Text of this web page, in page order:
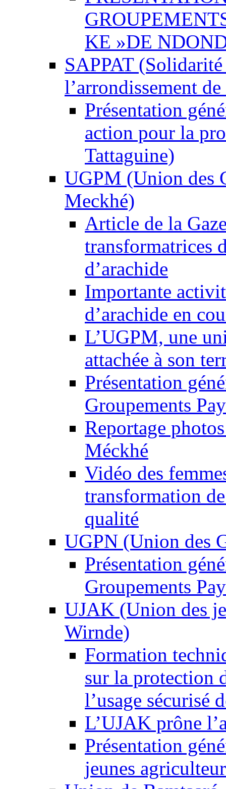
KE »DE
SAPPAT
l’arrondissement
Présentation
action pour la
Tattaguine)
UGPM (Union des
Meckhé)
Article de la
transformatrices
d’arachide
Importante
d’arachide en
L’UGPM, une
attachée à son
Présentation
Groupements
Reportage
Méckhé
Vidéo des
transformation
qualité
UGPN (Union des
Présentation
Groupements
UJAK (Union des
Wirnde)
Formation
sur la protection
l’usage sécurisé
L’UJAK prône
Présentation
jeunes